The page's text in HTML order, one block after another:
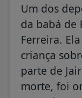
Um dos
da babá de
Ferreira.
criança
parte de
morte, foi